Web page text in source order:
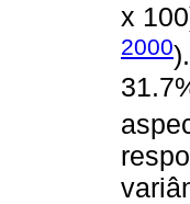
x
2000